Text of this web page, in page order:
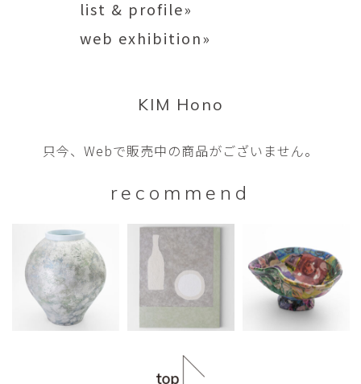
list & profile»
web exhibition»
KIM Hono
只今、Webで販売中の商品がございません。
recommend